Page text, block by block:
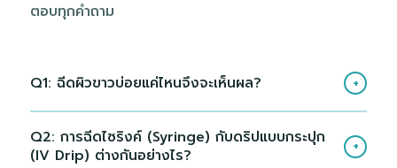
ตอบทุกคำถาม
Q1: ฉีดผิวขาวบ่อยแค่ไหนจึงจะเห็นผล? +
Q2: การฉีดไซริงค์ (Syringe) กับดริปแบบกระปุก
(IV Drip) ต่างกันอย่างไร?
+